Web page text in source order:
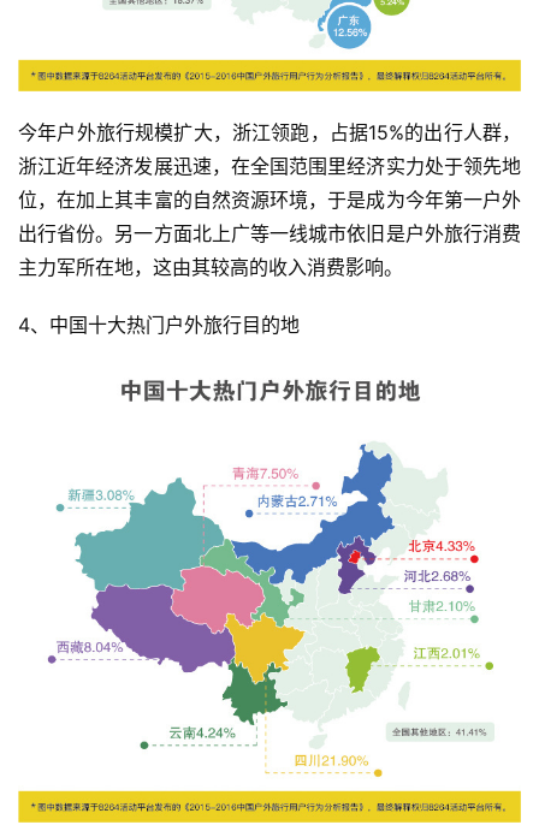
今年户外旅行规模扩大，浙江领跑，占据15%的出行人群，
浙江近年经济发展迅速，在全国范围里经济实力处于领先地
位，在加上其丰富的自然资源环境，于是成为今年第一户外
出行省份。另一方面北上广等一线城市依旧是户外旅行消费
主力军所在地，这由其较高的收入消费影响。
4、中国十大热门户外旅行目的地